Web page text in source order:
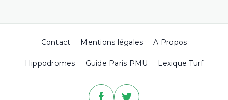
Contact Mentions légales A Propos
Hippodromes Guide Paris PMU Lexique Turf